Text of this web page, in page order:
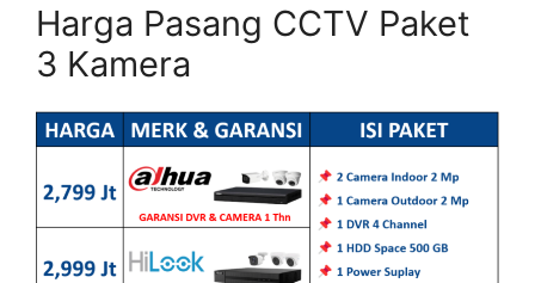
Harga Pasang CCTV Paket
3 Kamera